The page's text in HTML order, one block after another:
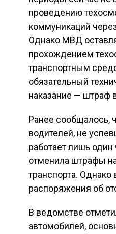
проведению
коммуникаций
Однако МВД
прохождением
транспортным
обязательный
наказание — штраф
Ранее сообщалось,
водителей, не
работает лишь
отменила штрафы
транспорта. Однако
распоряжения об
В ведомстве
автомобилей,